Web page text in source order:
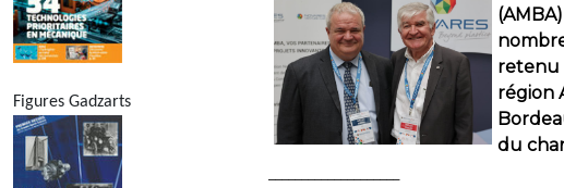
Figures Gadzarts
retenu
région
du